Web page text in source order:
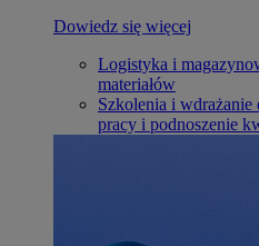
Dowiedz się więcej
Logistyka i
materiałów
Szkolenia i wdrażanie
pracy i podnoszenie